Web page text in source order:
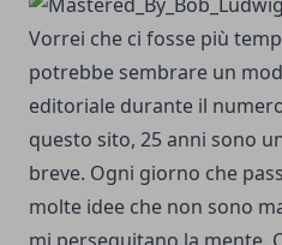
Vorrei che ci fosse più
potrebbe sembrare un
editoriale durante il
questo sito, 25 anni sono
breve. Ogni giorno che
molte idee che non sono